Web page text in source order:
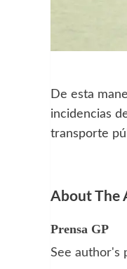
De esta
incidencias
transporte
About The
Prensa GP
See author's